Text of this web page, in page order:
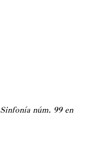
Sinfonía núm. 99 en